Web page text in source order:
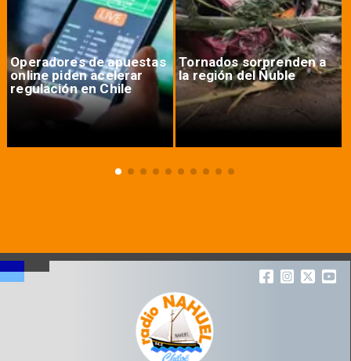
Operadores de apuestas
online piden acelerar
regulación en Chile
Tornados sorprenden a
la región del Ñuble